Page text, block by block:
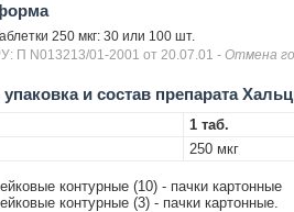
250 мкг: 30 или 100 шт.
П N013213/01-2001 от 20.07.01 - Отмена
и состав препарата
1 таб.
250 мкг
контурные (10) - пачки картонные
контурные (3) - пачки картонные.